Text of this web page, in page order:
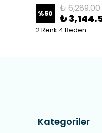
%50 ₺ 6,289.00
₺
2 Renk 4 Beden
Kategoriler